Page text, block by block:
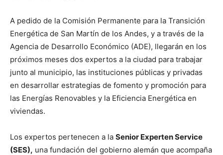
A pedido de la Comisión Permanente para la Transición
Energética de San Martín de los Andes, y a través de la
Agencia de Desarrollo Económico (ADE), llegarán en los
próximos meses dos expertos a la ciudad para trabajar
junto al municipio, las instituciones públicas y privadas
en desarrollar estrategias de fomento y promoción para
las Energías Renovables y la Eficiencia Energética en
viviendas.
Los expertos pertenecen a la Senior Experten Service
(SES), una fundación del gobierno alemán que acompaña